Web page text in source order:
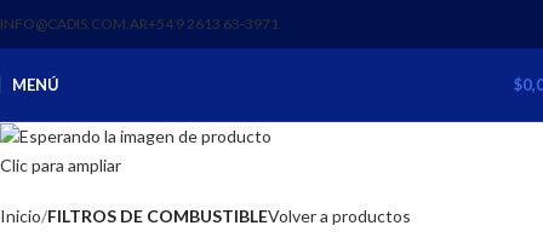
INFO@CADIS.COM.AR‪+54 9 2613 63‑3971‬
MENÚ $
Clic para ampliar
Inicio FILTROS DE COMBUSTIBLEVolver a productos